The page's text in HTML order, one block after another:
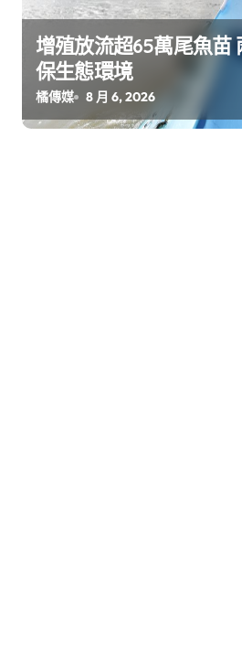
增殖放流超65萬尾魚苗
保生態環境
橘傳媒 8 月 6, 2026